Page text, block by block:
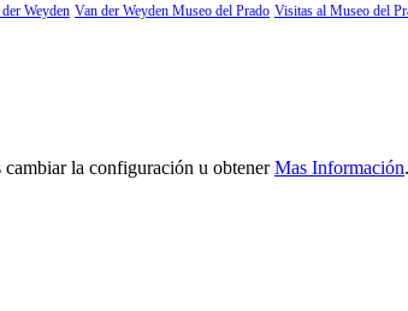
Weyden Van der Weyden Museo del Prado Visitas al Museo del
cambiar la configuración u obtenerMas Información.